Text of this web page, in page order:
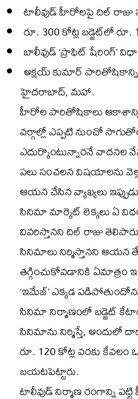
టాలీవుడ్ హీరోలపై దిల్ రాజు
రూ. 300 కోట్ల బడ్జెట్‌లో
బాలీవుడ్ ‘ప్రాఫిట్ షేరింగ్’
అక్షయ్ కుమార్ పారితోషికాన్ని
హైదరాబాద్, మహా.
హీరోల పారితోషికాలు ఆకాశాన్ని
వర్గాల్లో ఎప్పటి నుంచో
ఎదుర్కొంటున్నారనే వాదనల
పలు సంచలన విషయాలను
ఆయన చేసిన వ్యాఖ్యలు
సినిమా మార్కెట్ లెక్కలు ఏ
వివరిస్తానని దిల్ రాజు
సినిమాలు నిర్మిస్తానని ఆయన
తగ్గించుకోవడానికి ఏమాత్రం
‘ఇమేజ్’ ఎక్కడ
సినిమా నిర్మాణంలో బడ్జెట్
సినిమాను నిర్మిస్తే, అందులో
రూ. 120 కోట్ల వరకు
బయటపెట్టారు.
టాలీవుడ్‌ నిర్మాణ రంగాన్ని